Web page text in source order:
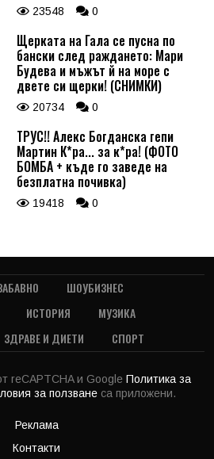
23548 0
Щерката на Гала се пусна по
бански след раждането: Мари
Будева и мъжът й на море с
двете си щерки! (СНИМКИ)
20734 0
ТРУС!! Алекс Богданска гепи
Мартин К*ра... за к*ра! (ФОТО
БОМБА + къде го заведе на
безплатна почивка)
19418 0
ШОУБИЗНЕС
ИСТОРИЯ
МУЗИКА
ЗДРАВЕ И ДИЕТИ СПОРТ
reCAPTCHA и Google Политика за
за ползване са приложени.
Реклама
Контакти